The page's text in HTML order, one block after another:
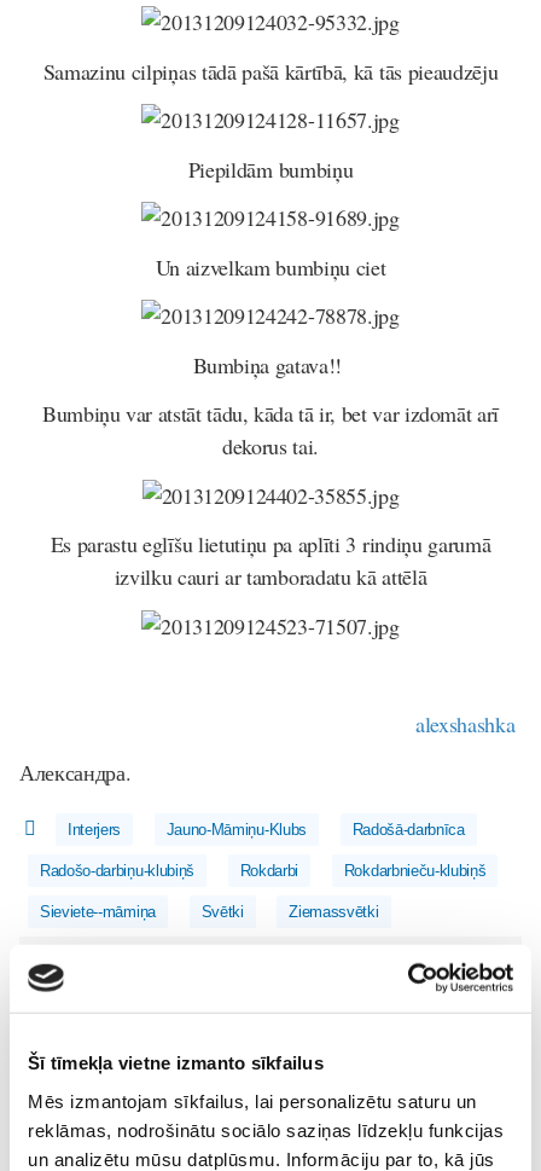
Šī tīmekļa vietne izmanto sīkfailus
Mēs izmantojam sīkfailus, lai personalizētu saturu un
reklāmas, nodrošinātu sociālo saziņas līdzekļu funkcijas
un analizētu mūsu datplūsmu. Informāciju par to, kā jūs
Samazinu cilpiņas tādā pašā kārtībā, kā tās pieaudzēju
Piepildām bumbiņu
Un aizvelkam bumbiņu ciet
Bumbiņa gatava!!
Bumbiņu var atstāt tādu, kāda tā ir, bet var izdomāt arī
dekorus tai.
Es parastu eglīšu lietutiņu pa aplīti 3 rindiņu garumā
izvilku cauri ar tamboradatu kā attēlā
alexshashka
Александра.
Interjers Jauno-Māmiņu-Klubs Radošā-darbnīca
Radošo-darbiņu-klubiņš Rokdarbi Rokdarbnieču-klubiņš
Sieviete--māmiņa Svētki Ziemassvētki
Lasi vēl
Kas notiek Māmiņu Kluba mazuļu rotaļu grupiņās?